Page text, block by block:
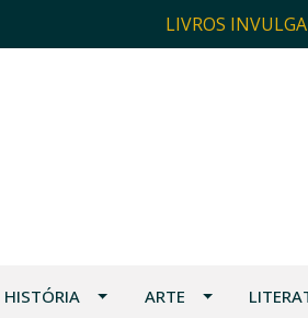
LIVROS
HISTÓRIA ARTE